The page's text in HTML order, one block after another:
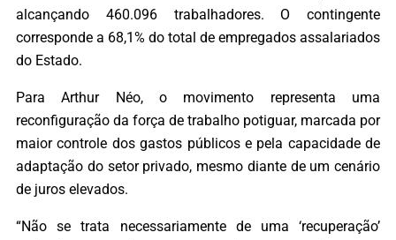
alcançando 460.096 trabalhadores. O contingente
corresponde a 68,1% do total de empregados assalariados
do Estado.
Para Arthur Néo, o movimento representa uma
reconfiguração da força de trabalho potiguar, marcada por
maior controle dos gastos públicos e pela capacidade de
adaptação do setor privado, mesmo diante de um cenário
de juros elevados.
“Não se trata necessariamente de uma ‘recuperação’